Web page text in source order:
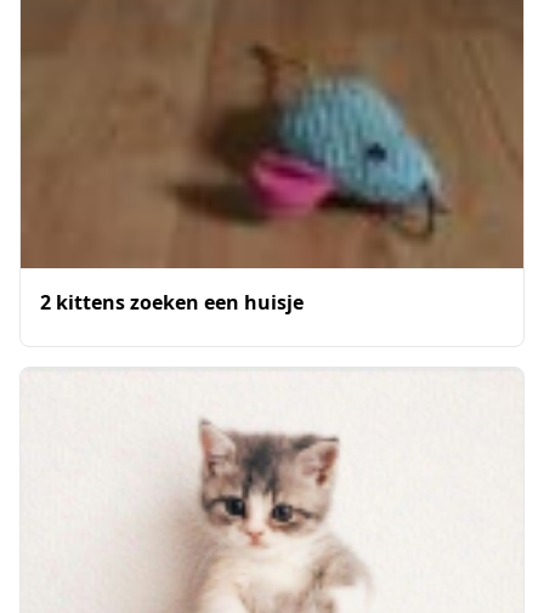
2 kittens zoeken een huisje